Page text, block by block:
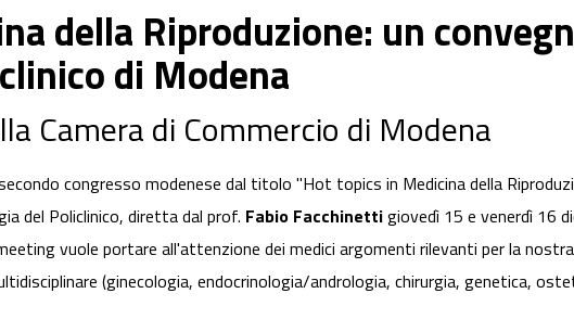
della Riproduzione: un
di Modena
Camera di Commercio di Modena
congresso modenese dal titolo "Hot topics in Medicina della
del Policlinico, diretta dal prof. Fabio Facchinettigiovedì 15 e venerdì 16
vuole portare all'attenzione dei medici argomenti rilevanti per la
(ginecologia, endocrinologia/andrologia, chirurgia, genetica,